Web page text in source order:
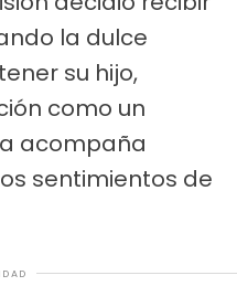
la dulce
su hijo,
como un
acompaña
sentimientos de